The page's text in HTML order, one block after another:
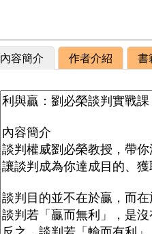
內容簡介 作者介紹 書